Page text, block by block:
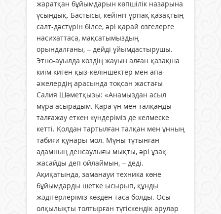
жаратқан бұйымдарын көпшілік назарына
ұсындық. Бастысы, кейінгі ұрпақ қазақтың
салт-дәстүрін білсе, әрі қарай өзгелерге
насихаттаса, мақсатымыздың
орындалғаны, – дейді ұйымдастырушы.
Этно-ауылда көздің жауын алған қазақша
киім киген қыз-келіншектер мен апа-
әжелердің арасында тоқсан жастағы
Салия Шәметқызы: «Анамыздан асыл
мұра асырадым. Қара ұн мен талқанды
талғажау еткен күндеріміз де келмеске
кетті. Қолдан тартылған талқан мен ұнның
табиғи құнары мол. Мұны тұтынған
адамның денсаулығы мықты, әрі ұзақ
жасайды деп ойлаймын, – деді.
Ақиқатында, заманауи техника көне
бұйымдарды шетке ысырып, құнды
жәдігерлеріміз көзден таса болды. Осы
олқылықты толтырған түгіскендік арулар